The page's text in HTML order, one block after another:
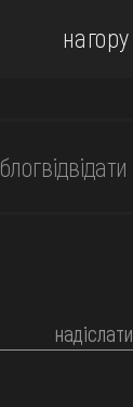
нагору
блогвідвідати
надіслати